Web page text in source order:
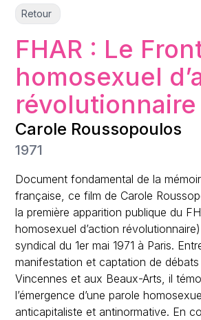
Retour
FHAR : Le
homosexuel
révolutionnaire
Carole Roussopoulos
1971
Document fondamental de la
française, ce film de Carole
la première apparition publique du
homosexuel d’action
syndical du 1er mai 1971 à Paris.
manifestation et captation de
Vincennes et aux Beaux-Arts, il
l’émergence d’une parole
anticapitaliste et antinormative. En